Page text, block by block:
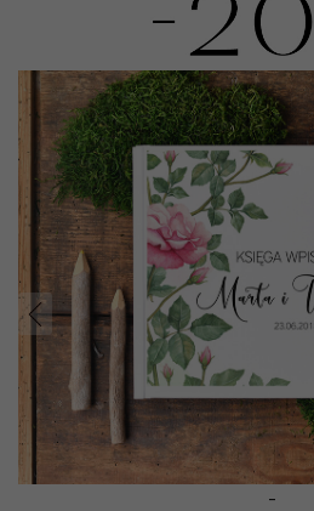
-
Prev